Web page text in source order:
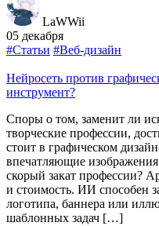
LaWWii
05 декабря
#Статьи #Веб-дизайн
Нейросеть против
инструмент?
Споры о том, заменит ли
творческие профессии,
стоит в графическом
впечатляющие
скорый закат профессии?
и стоимость. ИИ способен
логотипа, баннера или
шаблонных задач […]